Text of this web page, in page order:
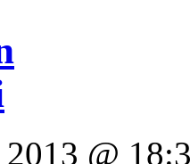
2013 @